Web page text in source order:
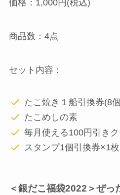
価格：1,000円(税込)
商品数：4点
セット内容：
たこ焼き１船引換券(8
たこめしの素
毎月使える100円引き
スタンプ1個引換券×1枚
＜銀だこ福袋2022＞ぜ